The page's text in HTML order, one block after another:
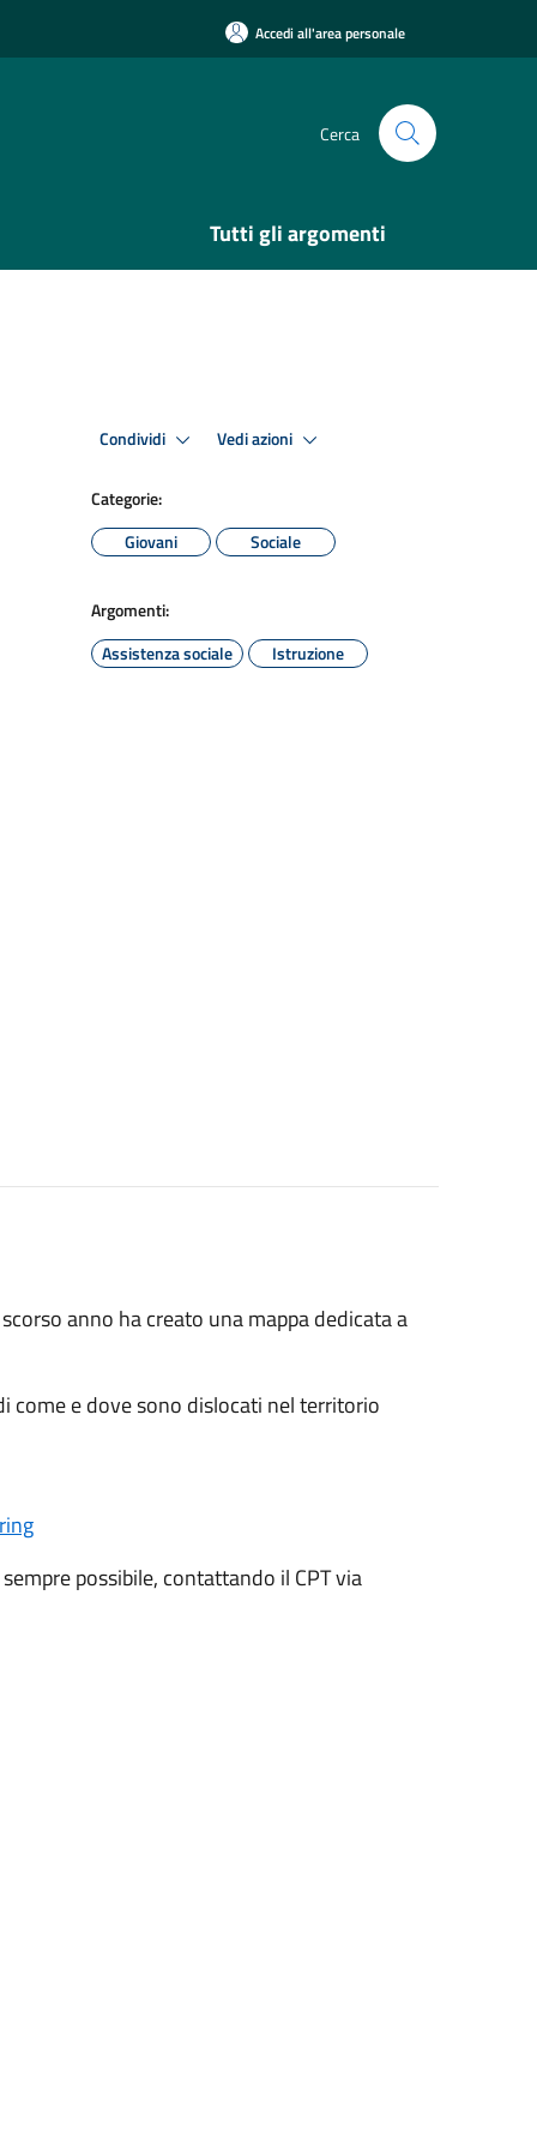
Accedi all'area personale
Cerca
Tutti gli argomenti
Condividi Vedi azioni
Categorie:
Giovani
Sociale
Argomenti:
Assistenza sociale
Istruzione
anno ha creato una mappa dedicata a
come e dove sono dislocati nel territorio
possibile, contattando il CPT via